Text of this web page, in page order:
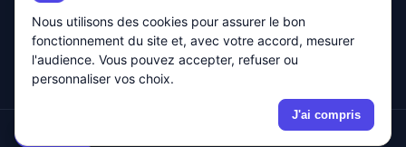
Mentions légales
Politique de confidentialité
© 2026 Solution SEO · Tous droits réservés
Nous utilisons des cookies pour assurer le bon
fonctionnement du site et, avec votre accord, mesurer
l'audience. Vous pouvez accepter, refuser ou
personnaliser vos choix.
J'ai compris